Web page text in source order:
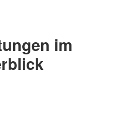
im